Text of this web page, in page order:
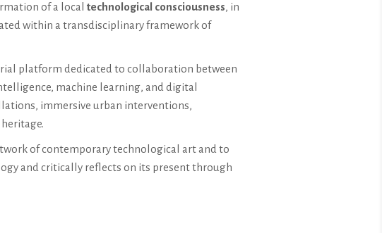
of a local technological consciousness, in
within a transdisciplinary framework of
platform dedicated to collaboration between
machine learning, and digital
immersive urban interventions,
of contemporary technological art and to
and critically reflects on its present through